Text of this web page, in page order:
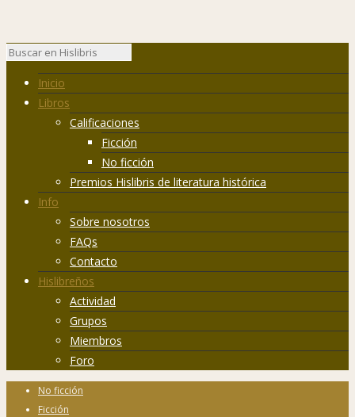
Inicio
Libros
Calificaciones
Ficción
No ficción
Premios Hislibris de literatura histórica
Info
Sobre nosotros
FAQs
Contacto
Hislibreños
Actividad
Grupos
Miembros
Foro
No ficción
Ficción